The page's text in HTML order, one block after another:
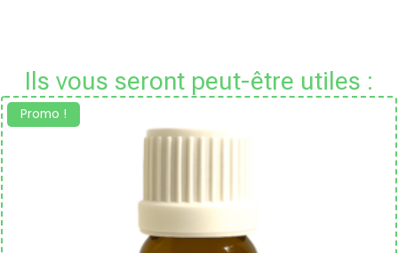
Ils vous seront peut-être utiles :
Promo !